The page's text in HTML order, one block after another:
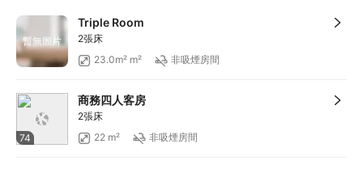
滿HKD1,000享減HKD100
暫無圖片
Triple Room
2張床
23.0m² m²
非吸煙房間
74
商務四人客房
2張床
22 m²
非吸煙房間